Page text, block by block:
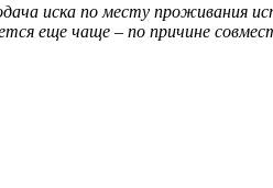
иска по месту проживания
еще чаще – по причине